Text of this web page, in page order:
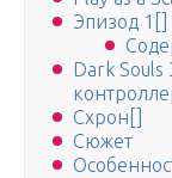
Эпизод 1[]
Dark Souls
Схрон[]
Сюжет